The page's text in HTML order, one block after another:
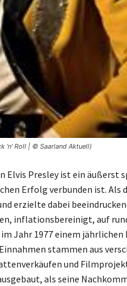
'n' Roll | © Saarland Aktuell)
Elvis Presley ist ein äußerst
Erfolg verbunden ist. Als
erzielte dabei
inflationsbereinigt, auf
Jahr 1977 einem
stammen aus
und
als seine